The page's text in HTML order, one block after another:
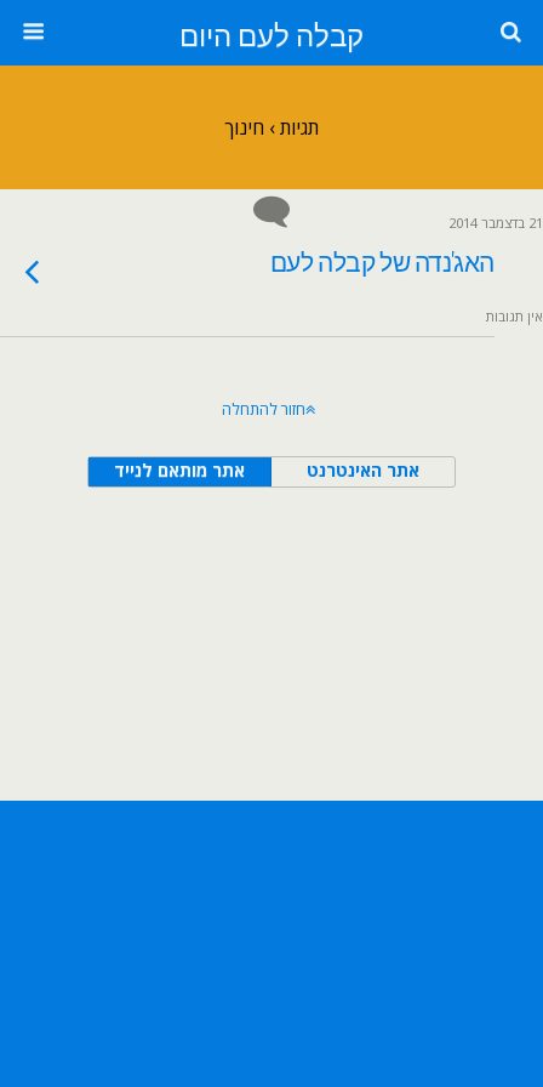
קבלה לעם היום
תגיות › חינוך
21 בדצמבר 2014
האג'נדה של קבלה לעם
אין תגובות
חזור להתחלה
אתר מותאם לנייד אתר האינטרנט